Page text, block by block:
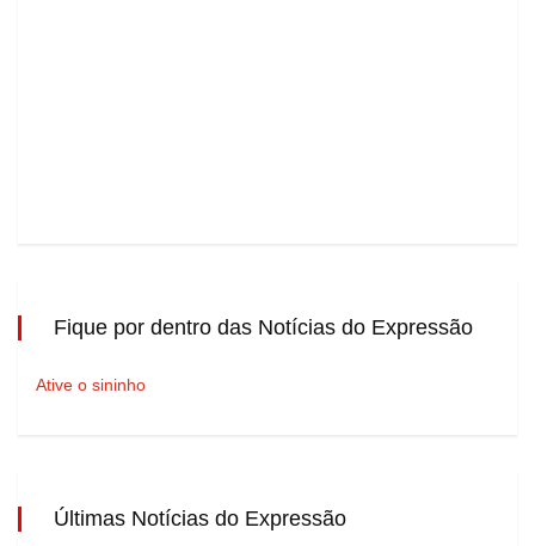
Fique por dentro das Notícias do Expressão
Ative o sininho
Últimas Notícias do Expressão